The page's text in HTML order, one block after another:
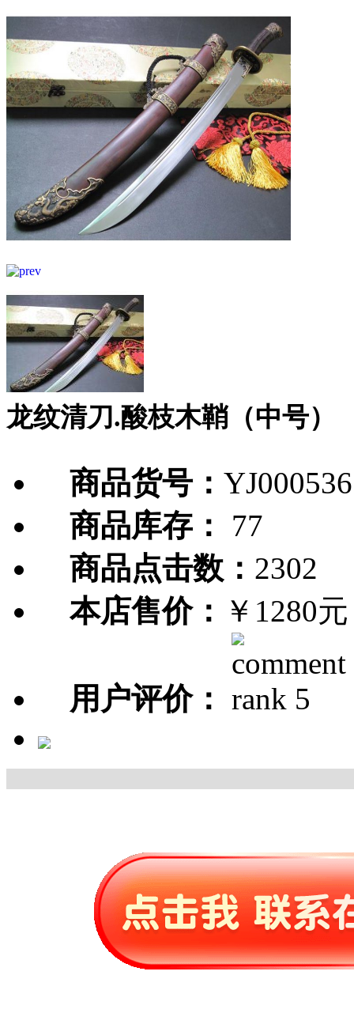
龙纹清刀.酸枝木鞘（中号）
商品货号： YJ000536
商品库存：
77
商品点击数： 2302
本店售价： ￥1280元
用户评价：